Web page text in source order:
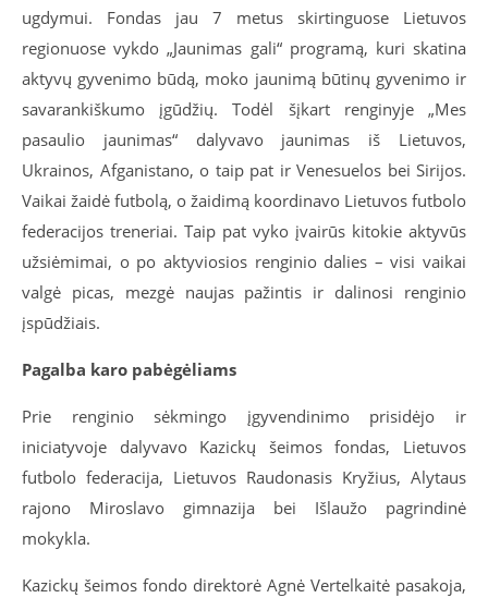
ugdymui. Fondas jau 7 metus skirtinguose Lietuvos
regionuose vykdo „Jaunimas gali“ programą, kuri skatina
aktyvų gyvenimo būdą, moko jaunimą būtinų gyvenimo ir
savarankiškumo įgūdžių. Todėl šįkart renginyje „Mes
pasaulio jaunimas“ dalyvavo jaunimas iš Lietuvos,
Ukrainos, Afganistano, o taip pat ir Venesuelos bei Sirijos.
Vaikai žaidė futbolą, o žaidimą koordinavo Lietuvos futbolo
federacijos treneriai. Taip pat vyko įvairūs kitokie aktyvūs
užsiėmimai, o po aktyviosios renginio dalies – visi vaikai
valgė picas, mezgė naujas pažintis ir dalinosi renginio
įspūdžiais.
Pagalba karo pabėgėliams
Prie renginio sėkmingo įgyvendinimo prisidėjo ir
iniciatyvoje dalyvavo Kazickų šeimos fondas, Lietuvos
futbolo federacija, Lietuvos Raudonasis Kryžius, Alytaus
rajono Miroslavo gimnazija bei Išlaužo pagrindinė
mokykla.
Kazickų šeimos fondo direktorė Agnė Vertelkaitė pasakoja,